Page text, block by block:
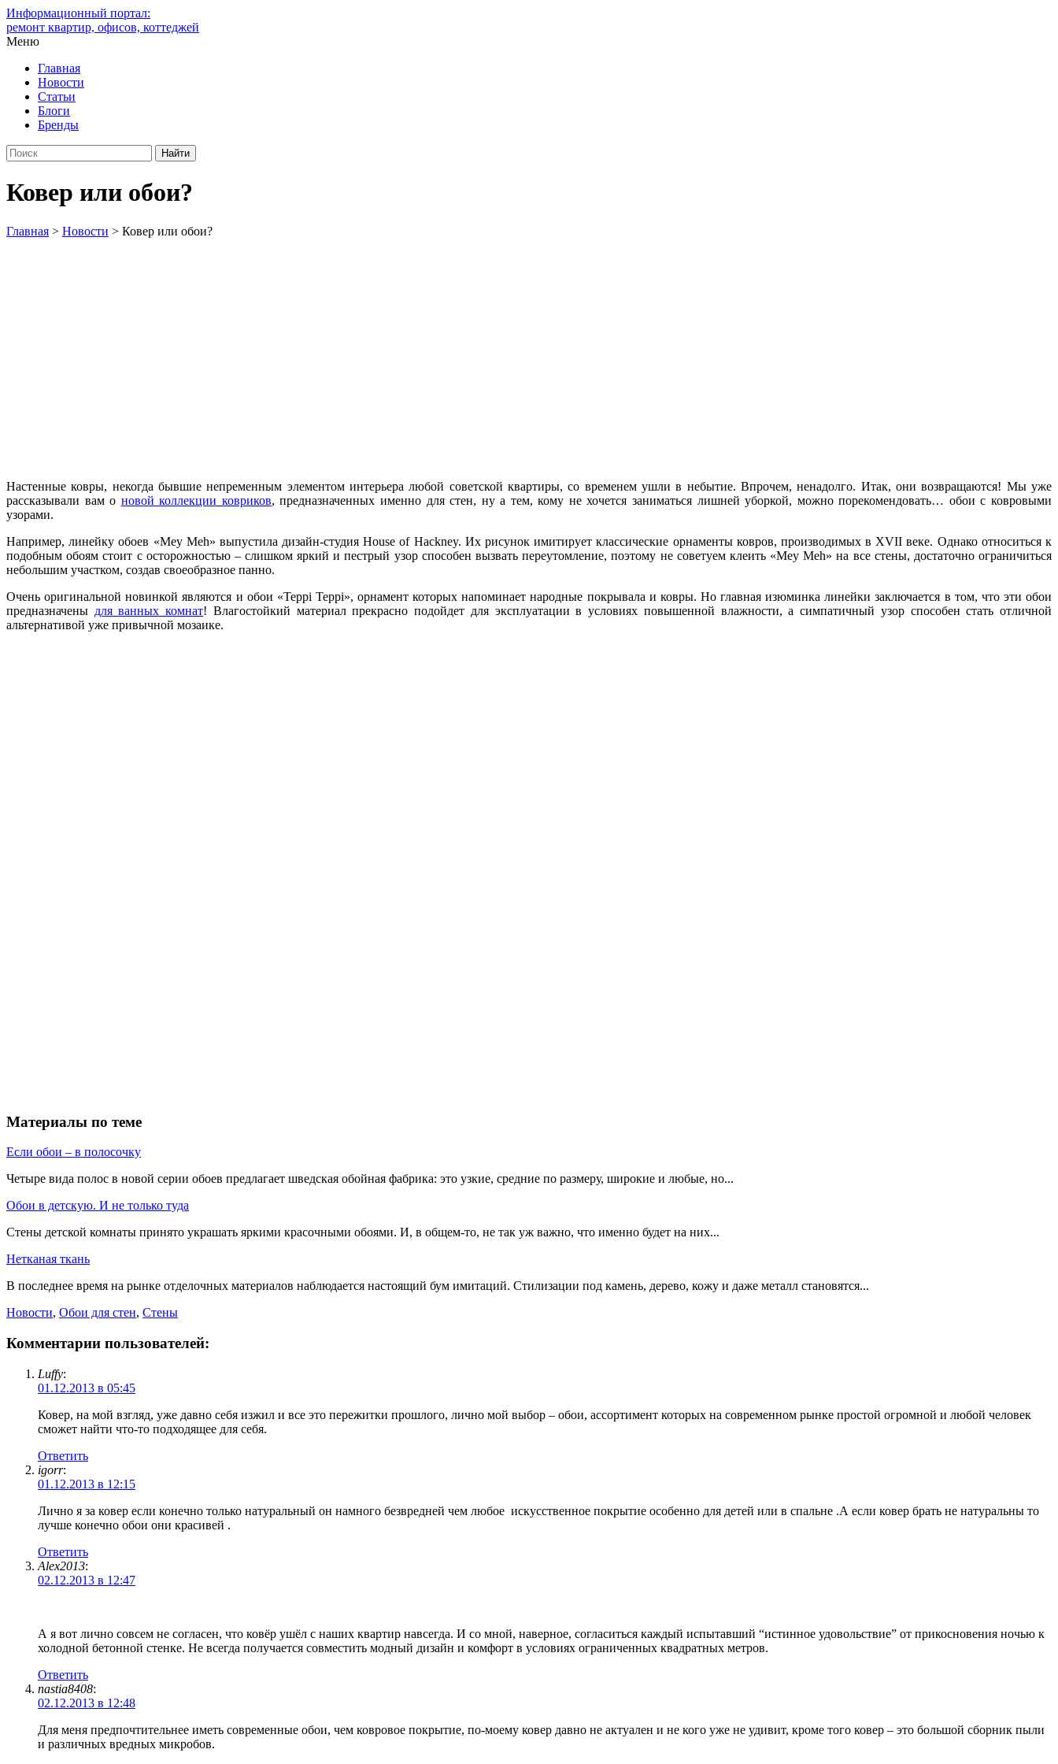
Информационный портал:
ремонт квартир, офисов, коттеджей
Меню
Главная
Новости
Статьи
Блоги
Бренды
Ковер или обои?
Главная > Новости > Ковер или обои?
Настенные ковры, некогда бывшие непременным элементом интерьера любой советской квартиры, со временем ушли в небытие. Впрочем, ненадолго. Итак, они возвращаются! Мы уже
рассказывали вам о новой коллекции ковриков, предназначенных именно для стен, ну а тем, кому не хочется заниматься лишней уборкой, можно порекомендовать… обои с ковровыми
узорами.
Например, линейку обоев «Mey Meh» выпустила дизайн-студия House of Hackney. Их рисунок имитирует классические орнаменты ковров, производимых в XVII веке. Однако относиться к
подобным обоям стоит с осторожностью – слишком яркий и пестрый узор способен вызвать переутомление, поэтому не советуем клеить «Mey Meh» на все стены, достаточно ограничиться
небольшим участком, создав своеобразное панно.
Очень оригинальной новинкой являются и обои «Teppi Teppi», орнамент которых напоминает народные покрывала и ковры. Но главная изюминка линейки заключается в том, что эти обои
предназначены для ванных комнат! Влагостойкий материал прекрасно подойдет для эксплуатации в условиях повышенной влажности, а симпатичный узор способен стать отличной
альтернативой уже привычной мозаике.
Материалы по теме
Если обои – в полосочку
Четыре вида полос в новой серии обоев предлагает шведская обойная фабрика: это узкие, средние по размеру, широкие и любые, но...
Обои в детскую. И не только туда
Стены детской комнаты принято украшать яркими красочными обоями. И, в общем-то, не так уж важно, что именно будет на них...
Нетканая ткань
В последнее время на рынке отделочных материалов наблюдается настоящий бум имитаций. Стилизации под камень, дерево, кожу и даже металл становятся...
Новости, Обои для стен, Стены
Комментарии пользователей:
Luffy:
01.12.2013 в 05:45
Ковер, на мой взгляд, уже давно себя изжил и все это пережитки прошлого, лично мой выбор – обои, ассортимент которых на современном рынке простой огромной и любой человек
сможет найти что-то подходящее для себя.
Ответить
igorr:
01.12.2013 в 12:15
Лично я за ковер если конечно только натуральный он намного безвредней чем любое искусственное покрытие особенно для детей или в спальне .А если ковер брать не натуральны то
лучше конечно обои они красивей .
Ответить
Alex2013:
02.12.2013 в 12:47
А я вот лично совсем не согласен, что ковёр ушёл с наших квартир навсегда. И со мной, наверное, согласиться каждый испытавший “истинное удовольствие” от прикосновения ночью к
холодной бетонной стенке. Не всегда получается совместить модный дизайн и комфорт в условиях ограниченных квадратных метров.
Ответить
nastia8408:
02.12.2013 в 12:48
Для меня предпочтительнее иметь современные обои, чем ковровое покрытие, по-моему ковер давно не актуален и не кого уже не удивит, кроме того ковер – это большой сборник пыли
и различных вредных микробов.